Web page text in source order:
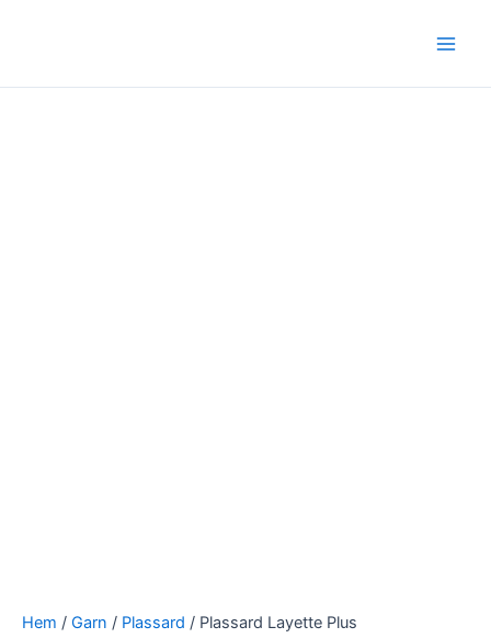
Hem / Garn / Plassard / Plassard Layette Plus
mängd